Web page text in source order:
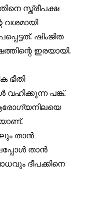
11,243
Followers
സ്ത്രീപക്ഷ
വശമായി
ഷിംജിത
ഇരയായി.
വഹിക്കുന്ന പങ്ക്.
താൻ
താൻ
ദീപക്കിനെ